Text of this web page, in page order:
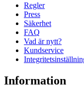
Regler
Press
Säkerhet
FAQ
Vad är nytt?
Kundservice
Information